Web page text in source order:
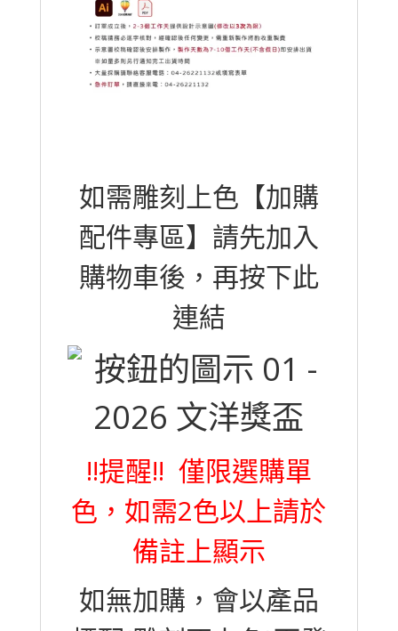
如需雕刻上色【加購
配件專區】請先加入
購物車後，再按下此
連結
!!提醒!! 僅限選購單
色，如需2色以上請於
備註上顯示
如無加購，會以產品